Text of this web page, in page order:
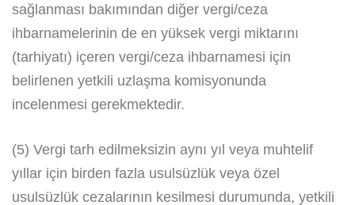
sağlanması bakımından diğer vergi/ceza
ihbarnamelerinin de en yüksek vergi miktarını
(tarhiyatı) içeren vergi/ceza ihbarnamesi için
belirlenen yetkili uzlaşma komisyonunda
incelenmesi gerekmektedir.
(5) Vergi tarh edilmeksizin aynı yıl veya muhtelif
yıllar için birden fazla usulsüzlük veya özel
usulsüzlük cezalarının kesilmesi durumunda, yetkili